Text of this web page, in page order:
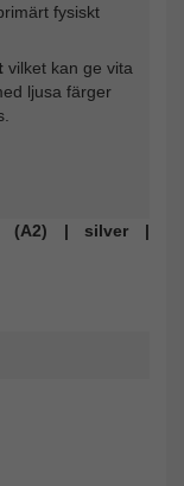
fysiskt
vilket kan ge vita
ljusa färger
(A2) | silver |